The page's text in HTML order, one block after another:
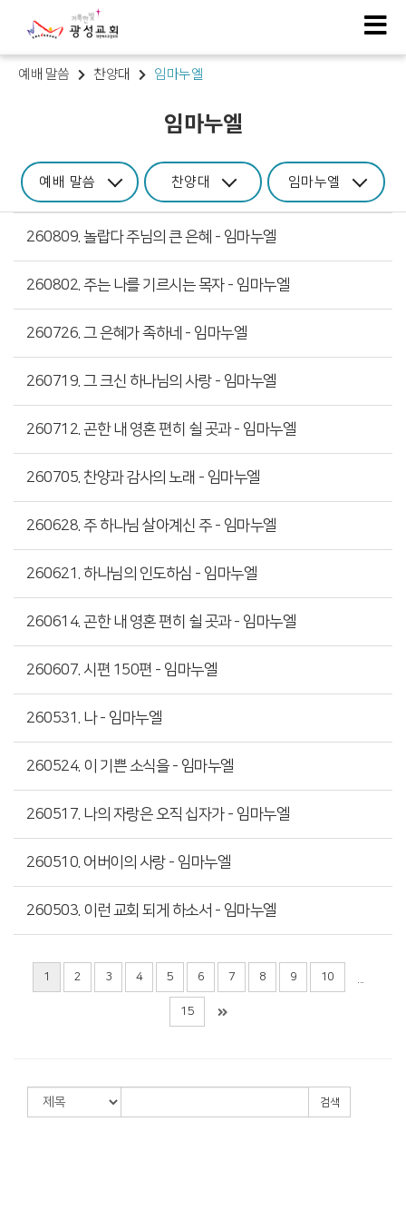
예배 말씀 찬양대 임마누엘
임마누엘
예배 말씀 찬양대 임마누엘
260809. 놀랍다 주님의 큰 은혜 - 임마누엘
260802. 주는 나를 기르시는 목자 - 임마누엘
260726. 그 은혜가 족하네 - 임마누엘
260719. 그 크신 하나님의 사랑 - 임마누엘
260712. 곤한 내 영혼 편히 쉴 곳과 - 임마누엘
260705. 찬양과 감사의 노래 - 임마누엘
260628. 주 하나님 살아계신 주 - 임마누엘
260621. 하나님의 인도하심 - 임마누엘
260614. 곤한 내 영혼 편히 쉴 곳과 - 임마누엘
260607. 시편 150편 - 임마누엘
260531. 나 - 임마누엘
260524. 이 기쁜 소식을 - 임마누엘
260517. 나의 자랑은 오직 십자가 - 임마누엘
260510. 어버이의 사랑 - 임마누엘
260503. 이런 교회 되게 하소서 - 임마누엘
1 2 3 4 5 6 7 8 9 10
15
검색